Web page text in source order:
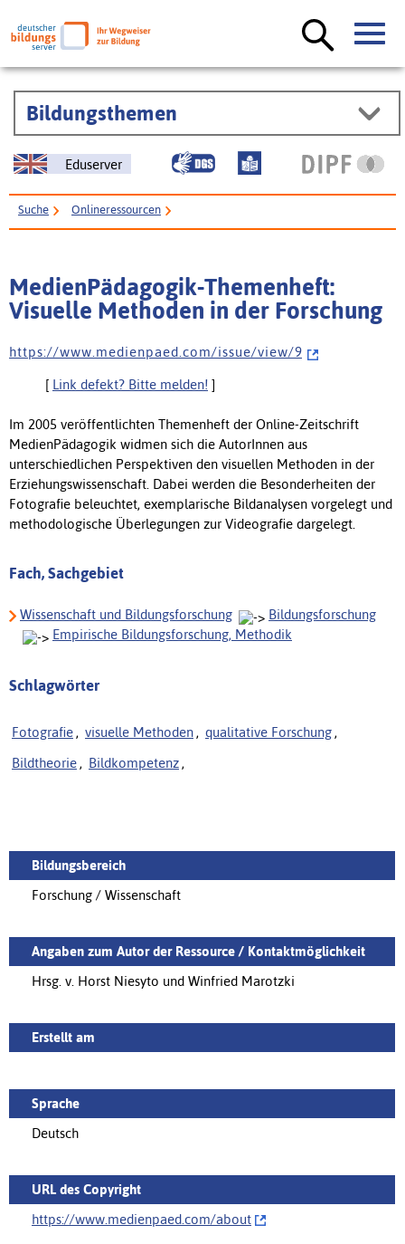
Bildungsthemen
Eduserver
Suche Onlineressourcen
MedienPädagogik-Themenheft:
Visuelle Methoden in der Forschung
h t t p s : / / w w w . m e d i e n p a e d . c o m / i s s u e / v i e w / 9
[ Link defekt? Bitte melden! ]
Im 2005 veröffentlichten Themenheft der Online-Zeitschrift
MedienPädagogik widmen sich die AutorInnen aus
unterschiedlichen Perspektiven den visuellen Methoden in der
Erziehungswissenschaft. Dabei werden die Besonderheiten der
Fotografie beleuchtet, exemplarische Bildanalysen vorgelegt und
methodologische Überlegungen zur Videografie dargelegt.
Fach, Sachgebiet
Wissenschaft und Bildungsforschung
Bildungsforschung
Empirische Bildungsforschung, Methodik
Schlagwörter
Fotografie , visuelle Methoden , qualitative Forschung ,
Bildtheorie , Bildkompetenz ,
Bildungsbereich
Forschung / Wissenschaft
Angaben zum Autor der Ressource / Kontaktmöglichkeit
Hrsg. v. Horst Niesyto und Winfried Marotzki
Erstellt am
Sprache
Deutsch
URL des Copyright
https://www.medienpaed.com/‌about